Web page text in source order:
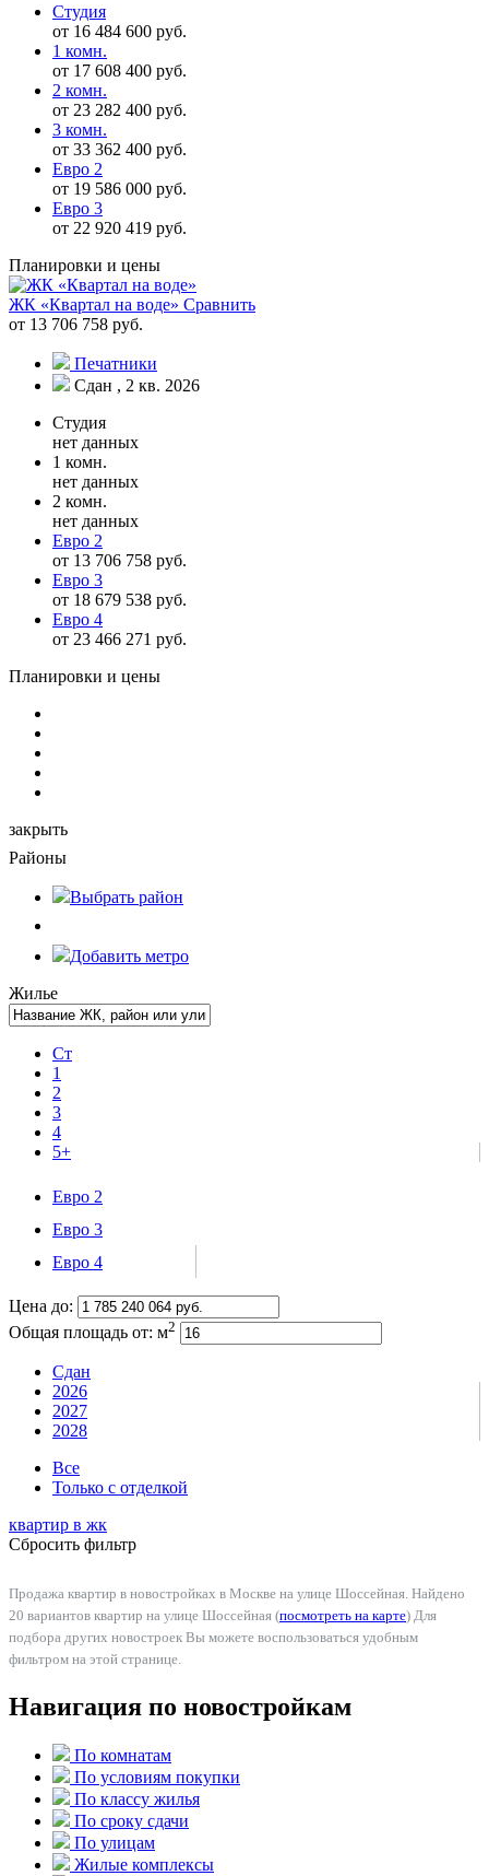
Студия
от 16 484 600 руб.
1 комн.
от 17 608 400 руб.
2 комн.
от 23 282 400 руб.
3 комн.
от 33 362 400 руб.
Евро 2
от 19 586 000 руб.
Евро 3
от 22 920 419 руб.
Планировки и цены
ЖК «Квартал на воде» Сравнить
от 13 706 758 руб.
Печатники
Сдан , 2 кв. 2026
Студия
нет данных
1 комн.
нет данных
2 комн.
нет данных
Евро 2
от 13 706 758 руб.
Евро 3
от 18 679 538 руб.
Евро 4
от 23 466 271 руб.
Планировки и цены
закрыть
Районы
Выбрать район
Добавить метро
Жилье
Ст
1
2
3
4
5+
Евро 2
Евро 3
Евро 4
Цена до:
Общая площадь от: м2
Сдан
2026
2027
2028
Все
Только с отделкой
квартир в жк
Сбросить фильтр
Продажа квартир в новостройках в Москве на улице Шоссейная. Найдено
20 вариантов квартир на улице Шоссейная (посмотреть на карте) Для
подбора других новостроек Вы можете воспользоваться удобным
фильтром на этой странице.
Навигация по новостройкам
По комнатам
По условиям покупки
По классу жилья
По сроку сдачи
По улицам
Жилые комплексы